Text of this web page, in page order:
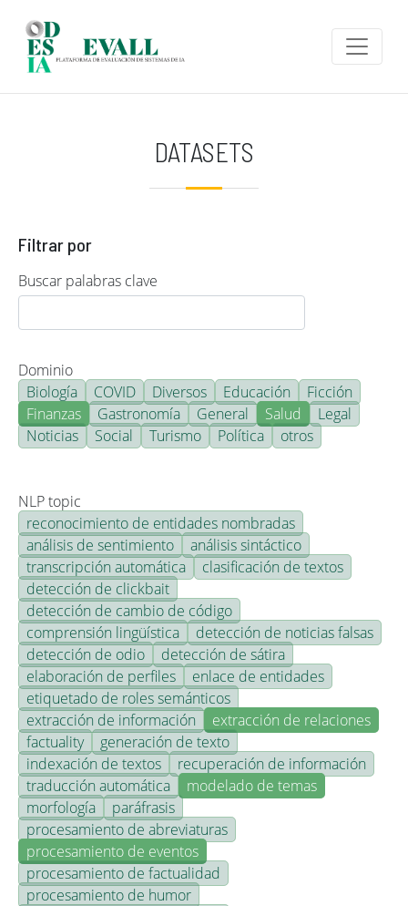
DATASETS
Filtrar por
Buscar palabras clave
Dominio
Biología
COVID Diversos Educación
Ficción
Finanzas
Gastronomía General Salud
Legal
Noticias
Social Turismo Política otros
NLP topic
reconocimiento de entidades nombradas
análisis de sentimiento
análisis sintáctico
transcripción automática
clasificación de textos
detección de clickbait
detección de cambio de código
comprensión lingüística
detección de noticias falsas
detección de odio
detección de sátira
elaboración de perfiles
enlace de entidades
etiquetado de roles semánticos
extracción de información
extracción de relaciones
factuality
generación de texto
indexación de textos
recuperación de información
traducción automática
modelado de temas
morfología
paráfrasis
procesamiento de abreviaturas
procesamiento de eventos
procesamiento de factualidad
procesamiento de humor